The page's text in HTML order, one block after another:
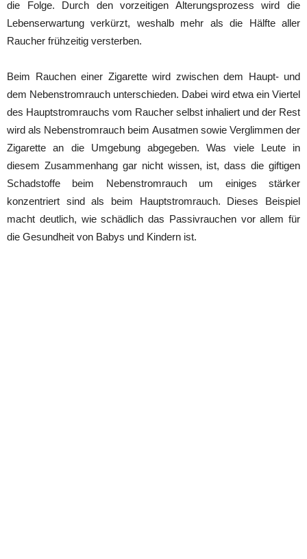
die Folge. Durch den vorzeitigen Alterungsprozess wird die
Lebenserwartung verkürzt, weshalb mehr als die Hälfte aller
Raucher frühzeitig versterben.
Beim Rauchen einer Zigarette wird zwischen dem Haupt- und
dem Nebenstromrauch unterschieden. Dabei wird etwa ein Viertel
des Hauptstromrauchs vom Raucher selbst inhaliert und der Rest
wird als Nebenstromrauch beim Ausatmen sowie Verglimmen der
Zigarette an die Umgebung abgegeben. Was viele Leute in
diesem Zusammenhang gar nicht wissen, ist, dass die giftigen
Schadstoffe beim Nebenstromrauch um einiges stärker
konzentriert sind als beim Hauptstromrauch. Dieses Beispiel
macht deutlich, wie schädlich das Passivrauchen vor allem für
die Gesundheit von Babys und Kindern ist.